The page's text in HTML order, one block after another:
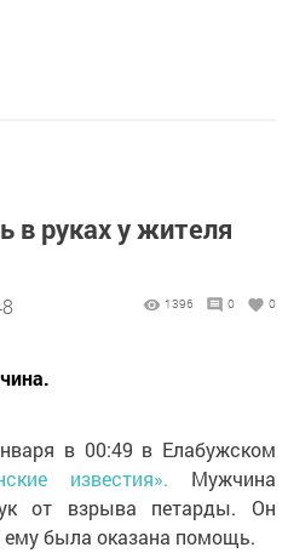
в руках у жителя
1396 0 0
в 00:49 в Елабужском
известия». Мужчина
от взрыва петарды. Он
ему была оказана помощь.